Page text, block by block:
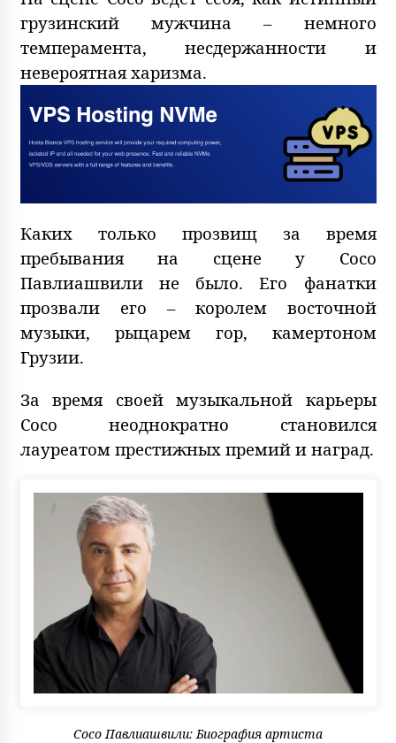
грузинский мужчина – немного
темперамента, несдержанности и
невероятная харизма.
Каких только прозвищ за время
пребывания на сцене у Сосо
Павлиашвили не было. Его фанатки
прозвали его – королем восточной
музыки, рыцарем гор, камертоном
Грузии.
За время своей музыкальной карьеры
Сосо неоднократно становился
лауреатом престижных премий и наград.
Сосо Павлиашвили: Биография артиста